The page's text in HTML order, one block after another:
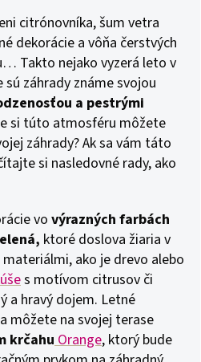
citrónovníka, šum vetra
dekorácie a vôňa čerstvých
Takto nejako vyzerá leto v
záhrady známe svojou
a pestrými
si túto atmosféru môžete
záhrady? Ak sa vám táto
si nasledovné rady, ako
vovýrazných farbách
ktoré doslova žiaria v
ako je drevo alebo
s motívom citrusov či
a hravý dojem. Letné
môžete na svojej terase
krčahu Orange, ktorý bude